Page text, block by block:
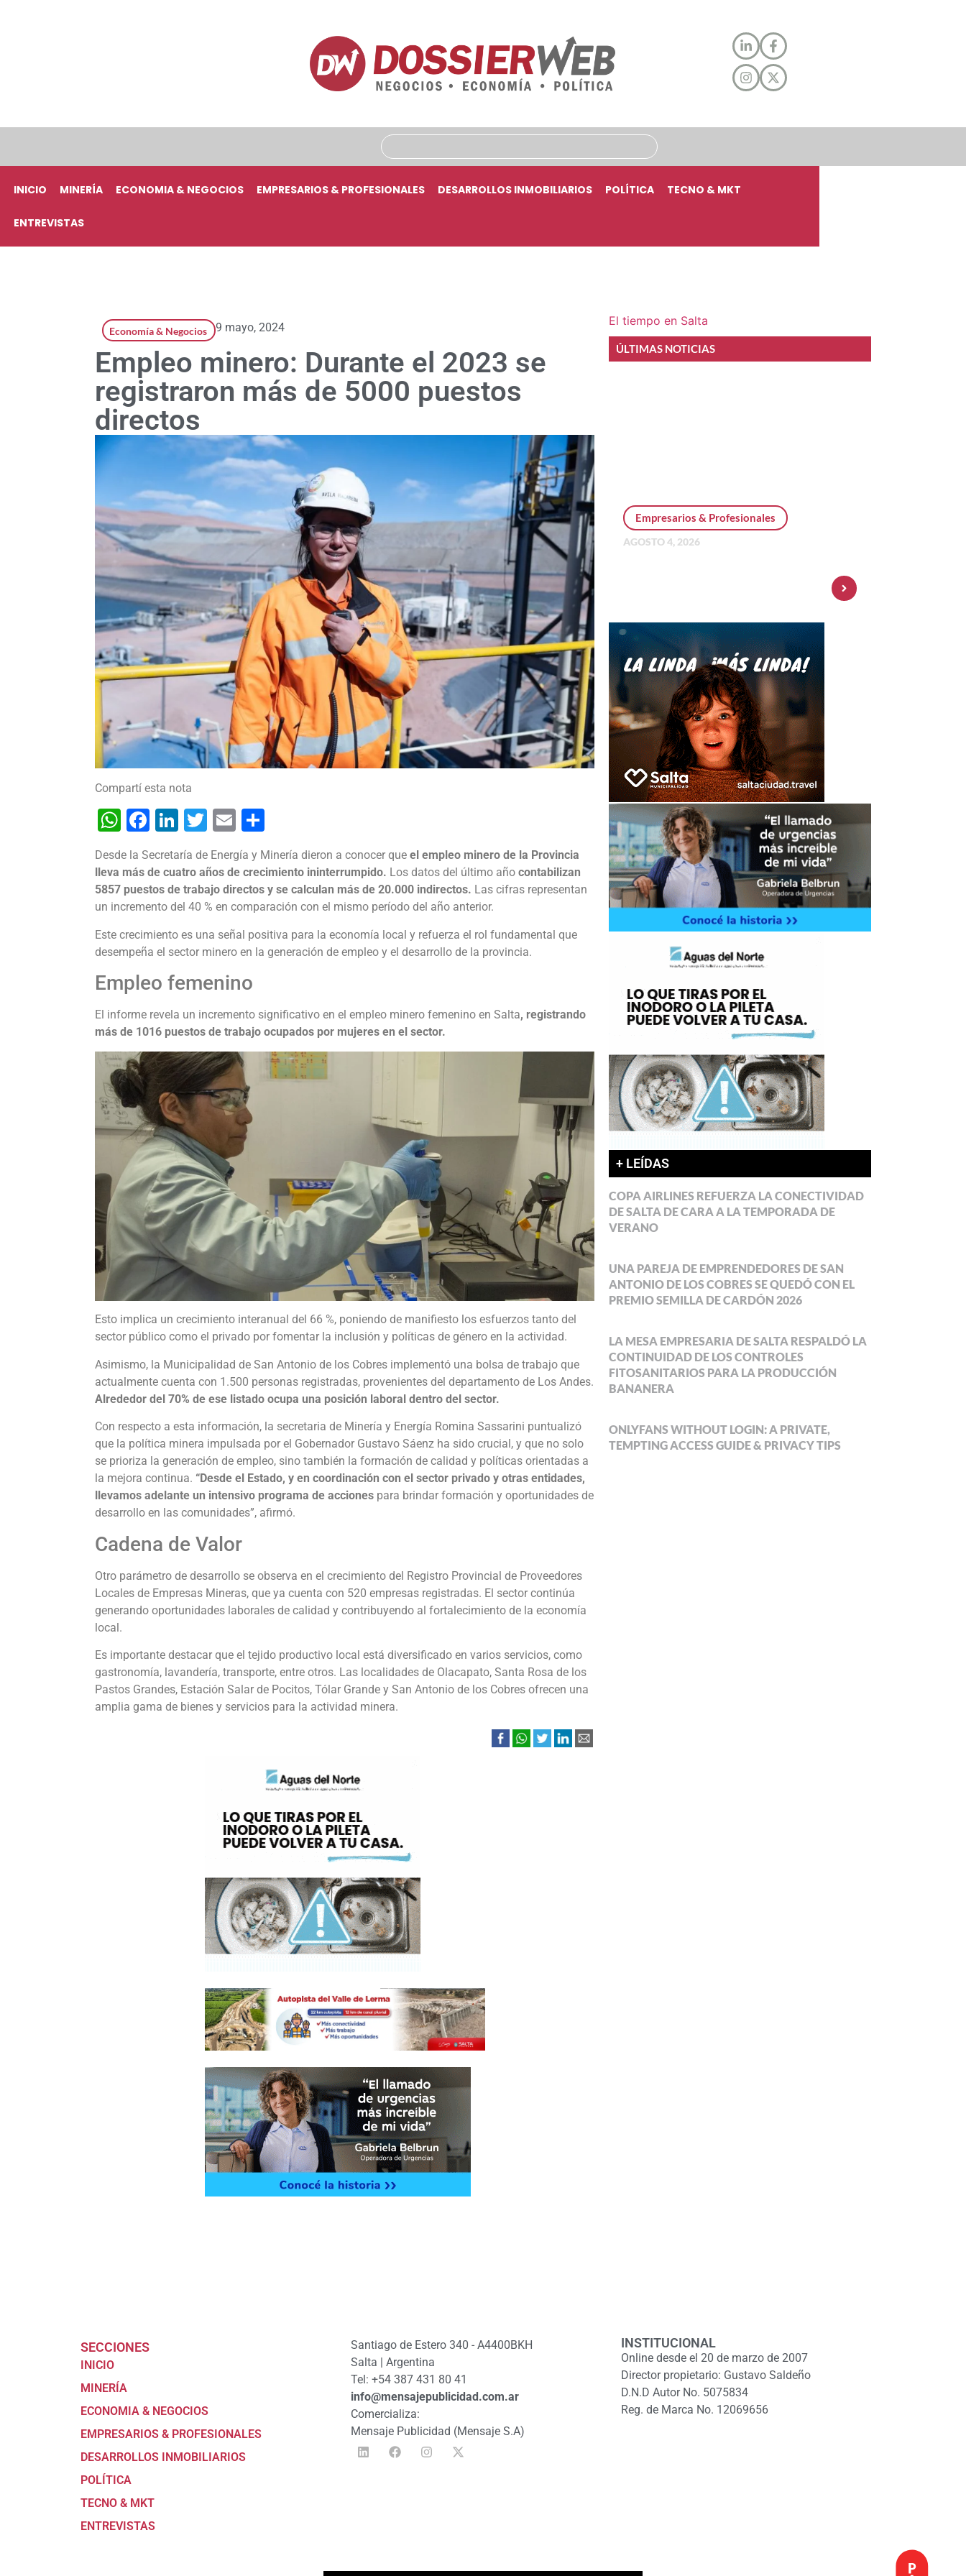
INICIO MINERÍA ECONOMIA & NEGOCIOS EMPRESARIOS & PROFESIONALES DESARROLLOS INMOBILIARIOS POLÍTICA TECNO & MKT
ENTREVISTAS
Economía & Negocios 9 mayo, 2024
Empleo minero: Durante el 2023 se
registraron más de 5000 puestos
directos
Compartí esta nota
WhatsApp
Facebook
LinkedIn
TwitterEmail
Desde la Secretaría de Energía y Minería dieron a conocer que el empleo minero de la Provincia
lleva más de cuatro años de crecimiento ininterrumpido. Los datos del último año contabilizan
5857 puestos de trabajo directos y se calculan más de 20.000 indirectos. Las cifras representan
un incremento del 40 % en comparación con el mismo período del año anterior.
Este crecimiento es una señal positiva para la economía local y refuerza el rol fundamental que
desempeña el sector minero en la generación de empleo y el desarrollo de la provincia.
Empleo femenino
El informe revela un incremento significativo en el empleo minero femenino en Salta, registrando
más de 1016 puestos de trabajo ocupados por mujeres en el sector.
Esto implica un crecimiento interanual del 66 %, poniendo de manifiesto los esfuerzos tanto del
sector público como el privado por fomentar la inclusión y políticas de género en la actividad.
Asimismo, la Municipalidad de San Antonio de los Cobres implementó una bolsa de trabajo que
actualmente cuenta con 1.500 personas registradas, provenientes del departamento de Los Andes.
Alrededor del 70% de ese listado ocupa una posición laboral dentro del sector.
Con respecto a esta información, la secretaria de Minería y Energía Romina Sassarini puntualizó
que la política minera impulsada por el Gobernador Gustavo Sáenz ha sido crucial, y que no solo
se prioriza la generación de empleo, sino también la formación de calidad y políticas orientadas a
la mejora continua. “Desde el Estado, y en coordinación con el sector privado y otras entidades,
llevamos adelante un intensivo programa de acciones para brindar formación y oportunidades de
desarrollo en las comunidades”, afirmó.
Cadena de Valor
Otro parámetro de desarrollo se observa en el crecimiento del Registro Provincial de Proveedores
Locales de Empresas Mineras, que ya cuenta con 520 empresas registradas. El sector continúa
generando oportunidades laborales de calidad y contribuyendo al fortalecimiento de la economía
local.
Es importante destacar que el tejido productivo local está diversificado en varios servicios, como
gastronomía, lavandería, transporte, entre otros. Las localidades de Olacapato, Santa Rosa de los
Pastos Grandes, Estación Salar de Pocitos, Tólar Grande y San Antonio de los Cobres ofrecen una
amplia gama de bienes y servicios para la actividad minera.
El tiempo en Salta
ÚLTIMAS NOTICIAS
Empresarios & Profesionales
AGOSTO 4, 2026
+ LEÍDAS
COPA AIRLINES REFUERZA LA CONECTIVIDAD
DE SALTA DE CARA A LA TEMPORADA DE
VERANO
UNA PAREJA DE EMPRENDEDORES DE SAN
ANTONIO DE LOS COBRES SE QUEDÓ CON EL
PREMIO SEMILLA DE CARDÓN 2026
LA MESA EMPRESARIA DE SALTA RESPALDÓ LA
CONTINUIDAD DE LOS CONTROLES
FITOSANITARIOS PARA LA PRODUCCIÓN
BANANERA
ONLYFANS WITHOUT LOGIN: A PRIVATE,
TEMPTING ACCESS GUIDE & PRIVACY TIPS
SECCIONES
INICIO
MINERÍA
ECONOMIA & NEGOCIOS
EMPRESARIOS & PROFESIONALES
DESARROLLOS INMOBILIARIOS
POLÍTICA
TECNO & MKT
ENTREVISTAS
Santiago de Estero 340 - A4400BKH
Salta | Argentina
Tel: +54 387 431 80 41
info@mensajepublicidad.com.ar
Comercializa:
Mensaje Publicidad (Mensaje S.A)
INSTITUCIONAL
Online desde el 20 de marzo de 2007
Director propietario: Gustavo Saldeño
D.N.D Autor No. 5075834
Reg. de Marca No. 12069656